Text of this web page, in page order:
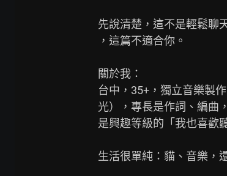
先說清楚，這不是輕鬆聊
，這篇不適合你。
關於我：
台中，35+，獨立音樂製
光），專長是作詞、編曲
是興趣等級的「我也喜歡
生活很單純：貓、音樂，